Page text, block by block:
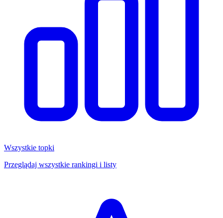
Wszystkie topki
Przeglądaj wszystkie rankingi i listy